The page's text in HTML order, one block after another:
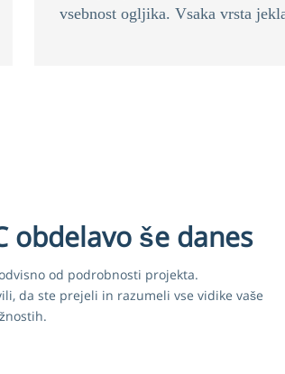
vsebnost ogljika. Vsaka vrsta
obdelavo še danes
od podrobnosti projekta.
da ste prejeli in razumeli vse vidike vaše